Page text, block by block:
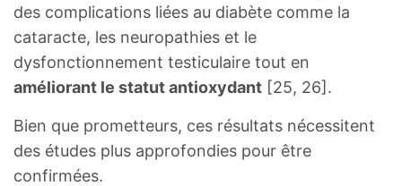
des complications liées au diabète comme la
cataracte, les neuropathies et le
dysfonctionnement testiculaire tout en
améliorant le statut antioxydant [25, 26].
Bien que prometteurs, ces résultats nécessitent
des études plus approfondies pour être
confirmées.